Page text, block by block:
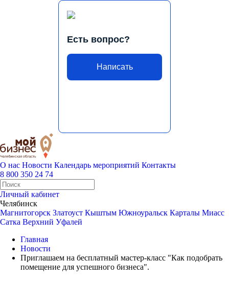
Есть вопрос?
Написать
О нас Новости Календарь мероприятий Контакты
8 800 350 24 74
Личный кабинет
Челябинск
Магнитогорск Златоуст Кыштым Южноуральск Карталы Миасс
Сатка Верхний Уфалей
Главная
Новости
Приглашаем на бесплатный мастер-класс "Как подобрать
помещение для успешного бизнеса".